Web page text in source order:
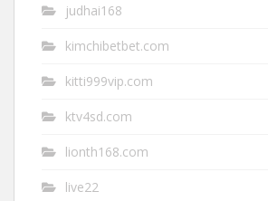
judhai168
kimchibetbet.com
kitti999vip.com
ktv4sd.com
lionth168.com
live22